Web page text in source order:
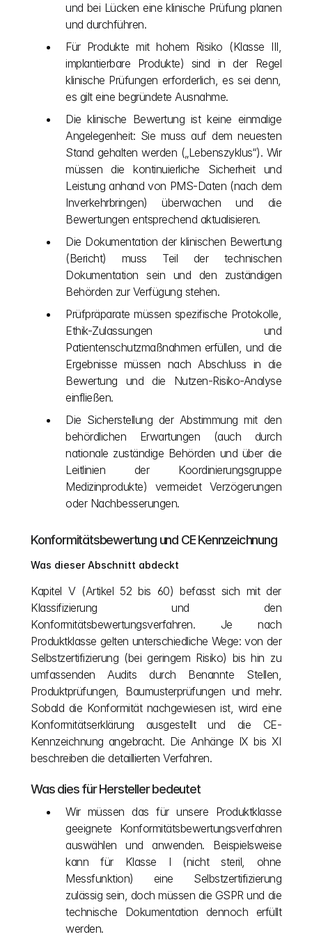
und bei Lücken eine klinische Prüfung planen
und durchführen.
Für Produkte mit hohem Risiko (Klasse III,
implantierbare Produkte) sind in der Regel
klinische Prüfungen erforderlich, es sei denn,
es gilt eine begründete Ausnahme.
Die klinische Bewertung ist keine einmalige
Angelegenheit: Sie muss auf dem neuesten
Stand gehalten werden („Lebenszyklus“). Wir
müssen die kontinuierliche Sicherheit und
Leistung anhand von PMS-Daten (nach dem
Inverkehrbringen) überwachen und die
Bewertungen entsprechend aktualisieren.
Die Dokumentation der klinischen Bewertung
(Bericht) muss Teil der technischen
Dokumentation sein und den zuständigen
Behörden zur Verfügung stehen.
Prüfpräparate müssen spezifische Protokolle,
Ethik-Zulassungen und
Patientenschutzmaßnahmen erfüllen, und die
Ergebnisse müssen nach Abschluss in die
Bewertung und die Nutzen-Risiko-Analyse
einfließen.
Die Sicherstellung der Abstimmung mit den
behördlichen Erwartungen (auch durch
nationale zuständige Behörden und über die
Leitlinien der Koordinierungsgruppe
Medizinprodukte) vermeidet Verzögerungen
oder Nachbesserungen.
Konformitätsbewertung und CE Kennzeichnung
Was dieser Abschnitt abdeckt
Kapitel V (Artikel 52 bis 60) befasst sich mit der
Klassifizierung und den
Konformitätsbewertungsverfahren. Je nach
Produktklasse gelten unterschiedliche Wege: von der
Selbstzertifizierung (bei geringem Risiko) bis hin zu
umfassenden Audits durch Benannte Stellen,
Produktprüfungen, Baumusterprüfungen und mehr.
Sobald die Konformität nachgewiesen ist, wird eine
Konformitätserklärung ausgestellt und die CE-
Kennzeichnung angebracht. Die Anhänge IX bis XI
beschreiben die detaillierten Verfahren.
Was dies für Hersteller bedeutet
Wir müssen das für unsere Produktklasse
geeignete Konformitätsbewertungsverfahren
auswählen und anwenden. Beispielsweise
kann für Klasse I (nicht steril, ohne
Messfunktion) eine Selbstzertifizierung
zulässig sein, doch müssen die GSPR und die
technische Dokumentation dennoch erfüllt
werden.